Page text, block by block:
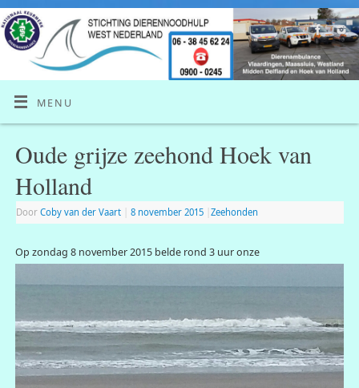
MENU
Oude grijze zeehond Hoek van
Holland
Door Coby van der Vaart 8 november 2015 Zeehonden
Op zondag 8 november 2015 belde rond 3 uur onze